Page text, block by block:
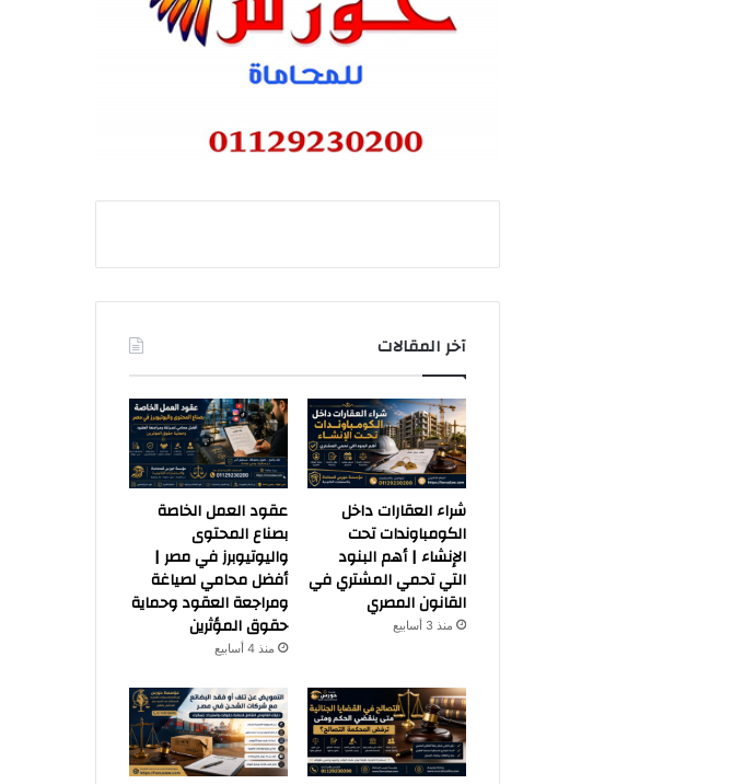
آخر المقالات
شراء العقارات داخل
الكومباوندات تحت
الإنشاء | أهم البنود
التي تحمي المشتري في
القانون المصري
منذ 3 أسابيع
عقود العمل الخاصة
بصناع المحتوى
واليوتيوبرز في مصر |
أفضل محامي لصياغة
ومراجعة العقود وحماية
حقوق المؤثرين
منذ 4 أسابيع